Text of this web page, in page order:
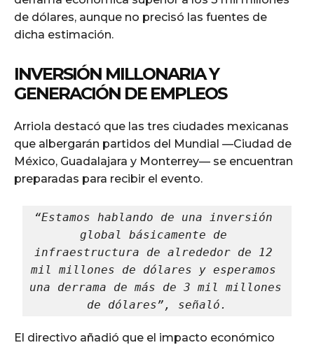
de dólares, aunque no precisó las fuentes de
dicha estimación.
INVERSIÓN MILLONARIA Y
GENERACIÓN DE EMPLEOS
Arriola destacó que las tres ciudades mexicanas
que albergarán partidos del Mundial —Ciudad de
México, Guadalajara y Monterrey— se encuentran
preparadas para recibir el evento.
“Estamos hablando de una inversión
global básicamente de
infraestructura de alrededor de 12
mil millones de dólares y esperamos
una derrama de más de 3 mil millones
de dólares”, señaló.
El directivo añadió que el impacto económico